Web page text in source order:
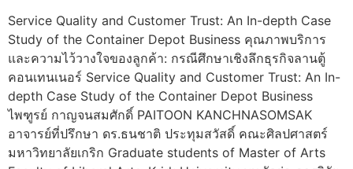
Service Quality and Customer Trust: An In-depth Case
Study of the Container Depot Business คุณภาพบริการ
และความไว้วางใจของลูกค้า: กรณีศึกษาเชิงลึกธุรกิจลานตู้
คอนเทนเนอร์ Service Quality and Customer Trust: An In-
depth Case Study of the Container Depot Business
ไพฑูรย์ กาญจนสมศักดิ์ PAITOON KANCHNASOMSAK
อาจารย์ที่ปรึกษา ดร.ธนชาติ ประทุมสวัสดิ์ คณะศิลปศาสตร์
มหาวิทยาลัยเกริก Graduate students of Master of Arts